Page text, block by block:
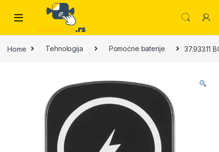
Skip to navigation
Home Tehnologija Pomoćne baterije 37.933.11